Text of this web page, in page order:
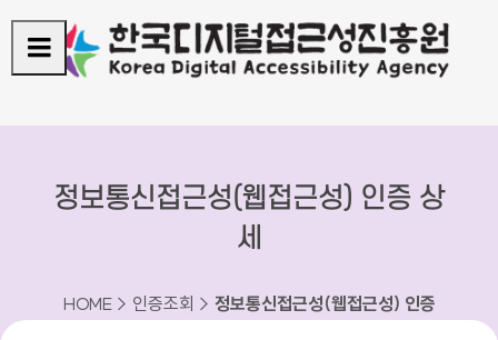
정보통신접근성(웹접근성) 인증 상
세
HOME > 인증조회 > 정보통신접근성(웹접근성) 인증